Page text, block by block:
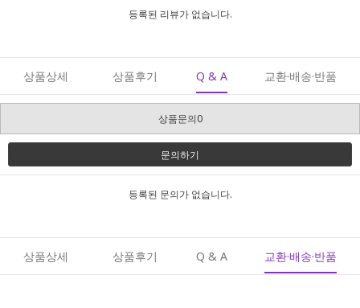
등록된 리뷰가 없습니다.
상품상세 상품후기 Q & A 교환·배송·반품
상품문의0
문의하기
등록된 문의가 없습니다.
상품상세 상품후기 Q & A 교환·배송·반품